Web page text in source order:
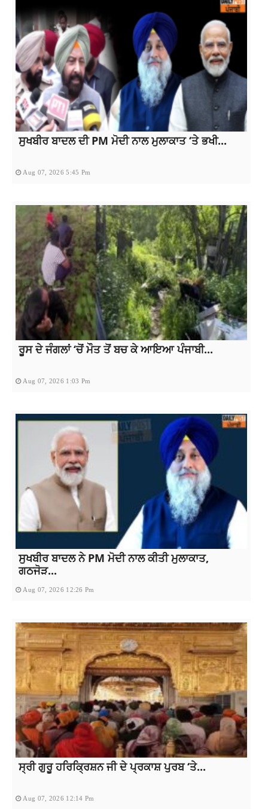
ਸੁਖਬੀਰ ਬਾਦਲ ਦੀ PM ਮੋਦੀ ਨਾਲ ਮੁਲਾਕਾਤ ‘ਤੇ ਭਖੀ...
Aug 07, 2026 5:45 Pm
ਰੂਸ ਦੇ ਜੰਗਲਾਂ ‘ਚੋਂ ਮੌਤ ਤੋਂ ਬਚ ਕੇ ਆਇਆ ਪੰਜਾਬੀ...
Aug 07, 2026 1:03 Pm
ਸੁਖਬੀਰ ਬਾਦਲ ਨੇ PM ਮੋਦੀ ਨਾਲ ਕੀਤੀ ਮੁਲਾਕਾਤ,
ਗਠਜੋੜ...
Aug 07, 2026 12:26 Pm
ਸ੍ਰੀ ਗੁਰੂ ਹਰਿਕ੍ਰਿਸ਼ਨ ਜੀ ਦੇ ਪ੍ਰਕਾਸ਼ ਪੁਰਬ ‘ਤੇ...
Aug 07, 2026 12:14 Pm